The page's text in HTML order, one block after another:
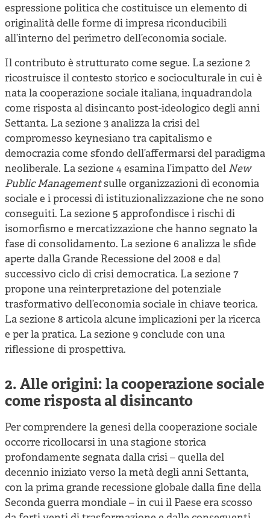
espressione politica che costituisce un elemento di
originalità delle forme di impresa riconducibili
all’interno del perimetro dell’economia sociale.
Il contributo è strutturato come segue. La sezione 2
ricostruisce il contesto storico e socioculturale in cui è
nata la cooperazione sociale italiana, inquadrandola
come risposta al disincanto post-ideologico degli anni
Settanta. La sezione 3 analizza la crisi del
compromesso keynesiano tra capitalismo e
democrazia come sfondo dell’affermarsi del paradigma
neoliberale. La sezione 4 esamina l’impatto del New
Public Managementsulle organizzazioni di economia
sociale e i processi di istituzionalizzazione che ne sono
conseguiti. La sezione 5 approfondisce i rischi di
isomorfismo e mercatizzazione che hanno segnato la
fase di consolidamento. La sezione 6 analizza le sfide
aperte dalla Grande Recessione del 2008 e dal
successivo ciclo di crisi democratica. La sezione 7
propone una reinterpretazione del potenziale
trasformativo dell’economia sociale in chiave teorica.
La sezione 8 articola alcune implicazioni per la ricerca
e per la pratica. La sezione 9 conclude con una
riflessione di prospettiva.
2. Alle origini: la cooperazione sociale
come risposta al disincanto
Per comprendere la genesi della cooperazione sociale
occorre ricollocarsi in una stagione storica
profondamente segnata dalla crisi – quella del
decennio iniziato verso la metà degli anni Settanta,
con la prima grande recessione globale dalla fine della
Seconda guerra mondiale – in cui il Paese era scosso